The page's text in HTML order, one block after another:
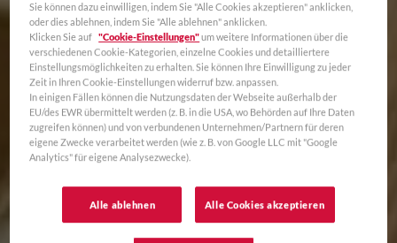
Sie können dazu einwilligen, indem Sie "Alle Cookies akzeptieren" anklicken,
oder dies ablehnen, indem Sie "Alle ablehnen" anklicken.
Klicken Sie auf "Cookie-Einstellungen"um weitere Informationen über die
verschiedenen Cookie-Kategorien, einzelne Cookies und detailliertere
Einstellungsmöglichkeiten zu erhalten. Sie können Ihre Einwilligung zu jeder
Zeit in Ihren Cookie-Einstellungen widerruf bzw. anpassen.
In einigen Fällen können die Nutzungsdaten der Webseite außerhalb der
EU/des EWR übermittelt werden (z. B. in die USA, wo Behörden auf Ihre Daten
zugreifen können) und von verbundenen Unternehmen/Partnern für deren
eigene Zwecke verarbeitet werden (wie z. B. von Google LLC mit "Google
Analytics" für eigene Analysezwecke).
Alle ablehnen Alle Cookies akzeptieren